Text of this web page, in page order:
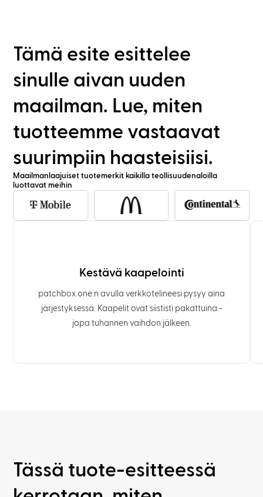
Tämä esite esittelee
sinulle aivan uuden
maailman. Lue, miten
tuotteemme vastaavat
suurimpiin haasteisiisi.
Maailmanlaajuiset tuotemerkit kaikilla teollisuudenaloilla
luottavat meihin
Kestävä kaapelointi
patchbox.one:n avulla verkkotelineesi pysyy aina
järjestyksessä. Kaapelit ovat siististi pakattuina -
jopa tuhannen vaihdon jälkeen.
Tässä tuote-esitteessä